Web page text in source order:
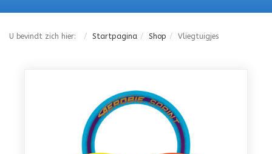
U bevindt zich hier: Startpagina Shop Vliegtuigjes